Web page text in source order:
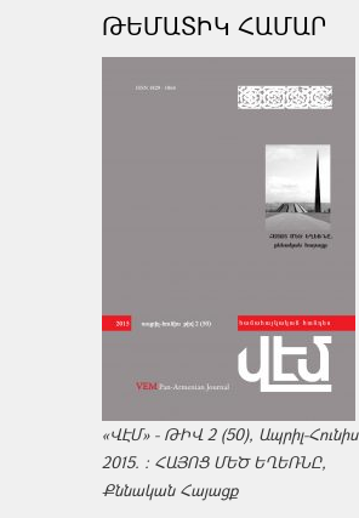
ԹԵՄԱՏԻԿ ՀԱՄԱՐ
«ՎԷՄ» - ԹԻՎ 2 (50), Ապրիլ-Հունիս
2015. : ՀԱՅՈՑ ՄԵԾ ԵՂԵՌՆԸ,
Քննական Հայացք